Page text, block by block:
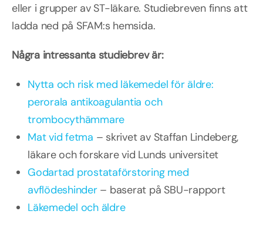
eller i grupper av ST-läkare. Studiebreven finns att
ladda ned på SFAM:s hemsida.
Några intressanta studiebrev är:
Nytta och risk med läkemedel för äldre:
perorala antikoagulantia och
trombocythämmare
Mat vid fetma – skrivet av Staffan Lindeberg,
läkare och forskare vid Lunds universitet
Godartad prostataförstoring med
avflödeshinder– baserat på SBU-rapport
Läkemedel och äldre